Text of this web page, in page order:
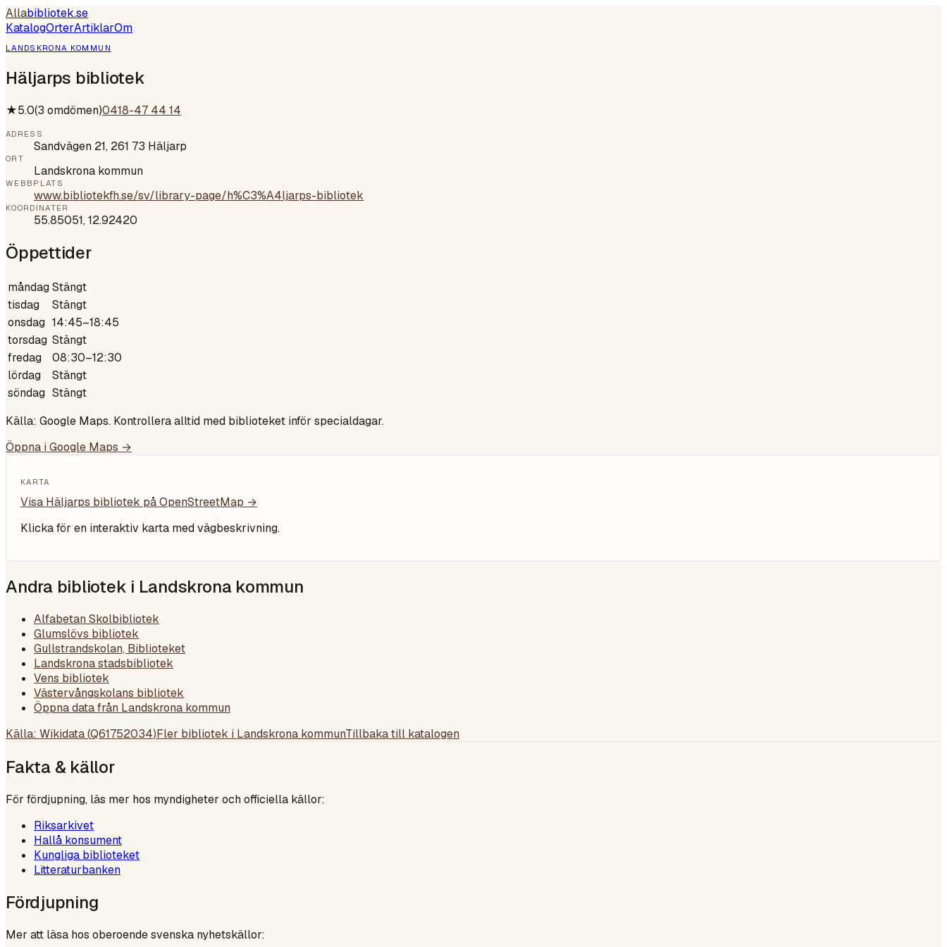
Allabibliotek.se
KatalogOrterArtiklarOm
LANDSKRONA KOMMUN
Häljarps bibliotek
★5.0(3 omdömen)0418-47 44 14
ADRESS
Sandvägen 21, 261 73 Häljarp
ORT
Landskrona kommun
WEBBPLATS
www.bibliotekfh.se/sv/library-page/h%C3%A4ljarps-bibliotek
KOORDINATER
55.85051,12.92420
Öppettider
måndagStängt
tisdag
Stängt
onsdag 14:45–18:45
torsdag Stängt
fredag
08:30–12:30
lördag
Stängt
söndag Stängt
Källa: Google Maps. Kontrollera alltid med biblioteket inför specialdagar.
Öppna i Google Maps →
KARTA
Visa Häljarps bibliotek på OpenStreetMap →
Klicka för en interaktiv karta med vägbeskrivning.
Andra bibliotek i Landskrona kommun
Alfabetan Skolbibliotek
Glumslövs bibliotek
Gullstrandskolan, Biblioteket
Landskrona stadsbibliotek
Vens bibliotek
Västervångskolans bibliotek
Öppna data från Landskrona kommun
Källa: Wikidata (Q61752034)Fler bibliotek i Landskrona kommunTillbaka till katalogen
Fakta & källor
För fördjupning, läs mer hos myndigheter och officiella källor:
Riksarkivet
Hallå konsument
Kungliga biblioteket
Litteraturbanken
Fördjupning
Mer att läsa hos oberoende svenska nyhetskällor: